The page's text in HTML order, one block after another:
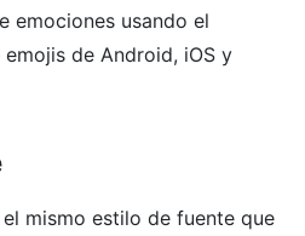
emociones usando el
de Android, iOS y
mismo estilo de fuente que